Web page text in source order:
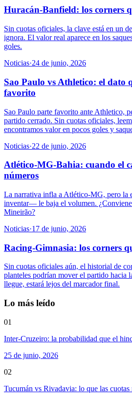
Huracán-Banfield: los corners
Sin cuotas oficiales, la clave está en un
ignora. El valor real aparece en los
goles.
Noticias·24 de junio, 2026
Sao Paulo vs Athletico: el dato
favorito
Sao Paulo parte favorito ante Athletico,
partido cerrado. Sin cuotas oficiales,
encontramos valor en pocos goles y
Noticias·22 de junio, 2026
Atlético-MG-Bahia: cuando el
números
La narrativa infla a Atlético-MG, pero la
inventar— le baja el volumen.
Mineirão?
Noticias·17 de junio, 2026
Racing-Gimnasia: los corners
Sin cuotas oficiales aún, el historial de
planteles podrían mover el partido hacia
llegue, estará lejos del marcador final.
Lo más leído
01
Inter-Cruzeiro: la probabilidad que el
25 de junio, 2026
02
Tucumán vs Rivadavia: lo que las